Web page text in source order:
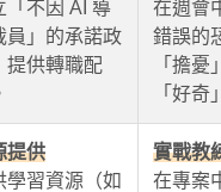
「不因 AI 導
員」的承諾政
提供轉職配
在週會
錯誤的
「擔憂
「好奇
提供
學習資源（如
實戰教
在專案